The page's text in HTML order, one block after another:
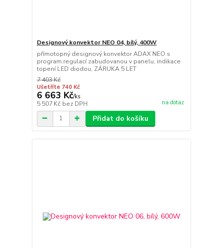
Designový konvektor NEO 04, bílý, 400W
přímotopný designový konvektor ADAX NEO s
program.regulací zabudovanou v panelu, indikace
topení LED diodou, ZÁRUKA 5 LET
7 403 Kč
Ušetříte 740 Kč
6 663 Kč/ks
5 507 Kč bez DPH na dotaz
Přidat do košíku